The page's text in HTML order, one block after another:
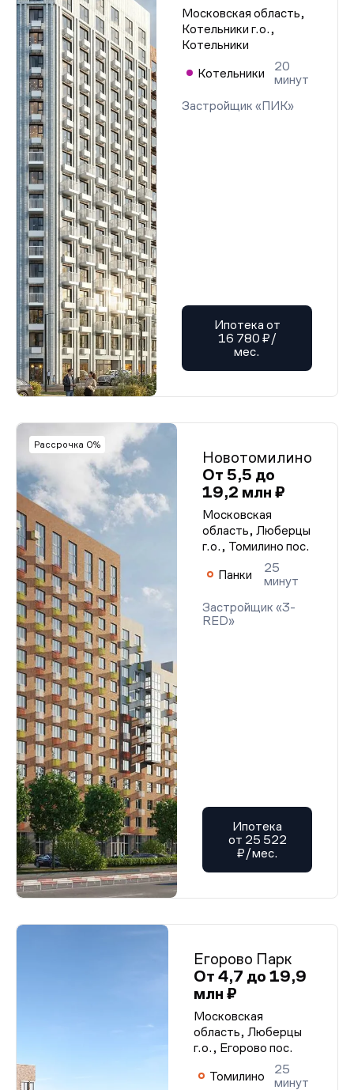
Московская область,
Котельники г.о.,
Котельники
Котельники
20
минут
Застройщик «ПИК»
Ипотека от
16 780 ₽/
мес.
Рассрочка 0%
Новотомилино
От 5,5 до
19,2 млн ₽
Московская
область, Люберцы
г.о., Томилино пос.
Панки
25
минут
Застройщик «3-
RED»
Ипотека
от 25 522
₽/мес.
Егорово Парк
От 4,7 до 19,9
млн ₽
Московская
область, Люберцы
г.о., Егорово пос.
Томилино
25
минут